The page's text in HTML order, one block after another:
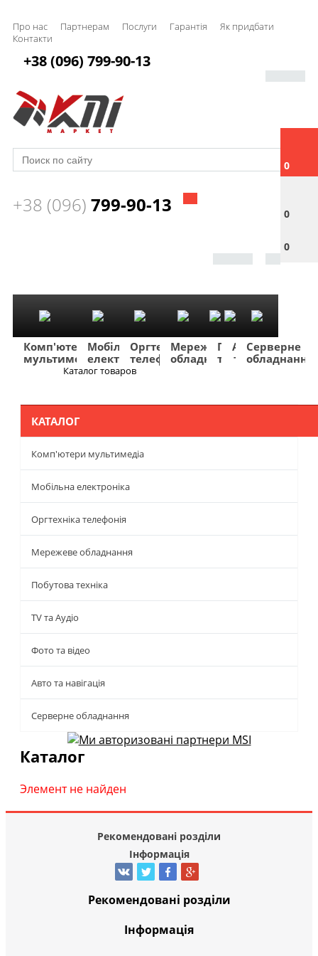
Про нас Партнерам Послуги Гарантія
Як придбати
Контакти
0
0
0
+38 (096) 799-90-13
+38 (096) 799-90-13
Комп'ютери
мультимедіа
Мобільна
електроніка
Оргтехніка
телефонія
Мережеве
обладнання
Побутова
техніка
TV
та
Фото
та
Авто
та
Серверне
обладнання
Каталог товаров
КАТАЛОГ
Комп'ютери мультимедіа
Мобільна електроніка
Оргтехніка телефонія
Мережеве обладнання
Побутова техніка
TV та Аудіо
Фото та відео
Авто та навігація
Серверне обладнання
Каталог
Элемент не найден
Рекомендовані розділи
Інформація
Рекомендовані розділи
Інформація